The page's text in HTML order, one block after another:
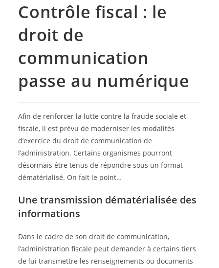
Contrôle fiscal : le
droit de
communication
passe au numérique
Afin de renforcer la lutte contre la fraude sociale et
fiscale, il est prévu de moderniser les modalités
d’exercice du droit de communication de
l’administration. Certains organismes pourront
désormais être tenus de répondre sous un format
dématérialisé. On fait le point…
Une transmission dématérialisée des
informations
Dans le cadre de son droit de communication,
l’administration fiscale peut demander à certains tiers
de lui transmettre les renseignements ou documents